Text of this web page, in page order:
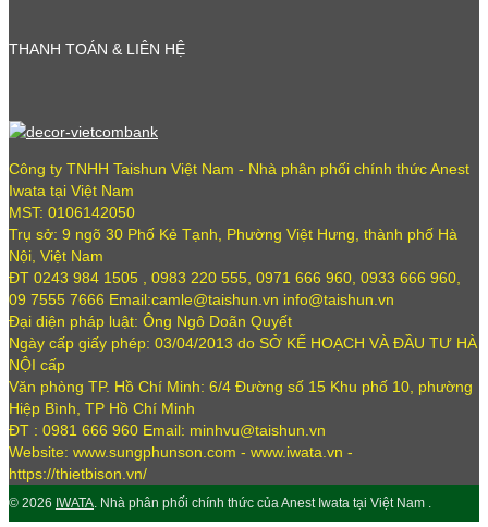
THANH TOÁN & LIÊN HỆ
Công ty TNHH Taishun Việt Nam - Nhà phân phối chính thức Anest
Iwata tại Việt Nam
MST: 0106142050
Trụ sở: 9 ngõ 30 Phố Kẻ Tạnh, Phường Việt Hưng, thành phố Hà
Nội, Việt Nam
ĐT 0243 984 1505 , 0983 220 555, 0971 666 960, 0933 666 960,
09 7555 7666 Email:camle@taishun.vn info@taishun.vn
Đại diện pháp luật: Ông Ngô Doãn Quyết
Ngày cấp giấy phép: 03/04/2013 do SỞ KẾ HOẠCH VÀ ĐẦU TƯ HÀ
NỘI cấp
Văn phòng TP. Hồ Chí Minh: 6/4 Đường số 15 Khu phố 10, phường
Hiệp Bình, TP Hồ Chí Minh
ĐT : 0981 666 960 Email: minhvu@taishun.vn
Website: www.sungphunson.com - www.iwata.vn -
https://thietbison.vn/
© 2026 IWATA. Nhà phân phối chính thức của Anest Iwata tại Việt Nam .